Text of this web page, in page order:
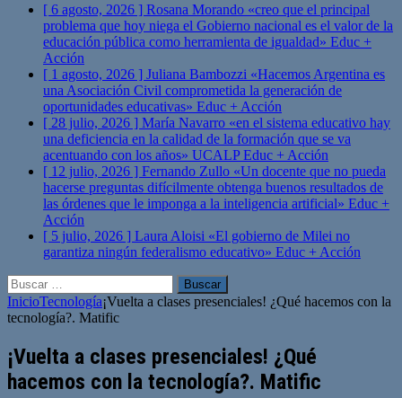
[ 6 agosto, 2026 ] Rosana Morando «creo que el principal
problema que hoy niega el Gobierno nacional es el valor de la
educación pública como herramienta de igualdad» Educ +
Acción
[ 1 agosto, 2026 ] Juliana Bambozzi «Hacemos Argentina es
una Asociación Civil comprometida la generación de
oportunidades educativas» Educ + Acción
[ 28 julio, 2026 ] María Navarro «en el sistema educativo hay
una deficiencia en la calidad de la formación que se va
acentuando con los años» UCALPEduc + Acción
[ 12 julio, 2026 ] Fernando Zullo «Un docente que no pueda
hacerse preguntas difícilmente obtenga buenos resultados de
las órdenes que le imponga a la inteligencia artificial» Educ +
Acción
[ 5 julio, 2026 ] Laura Aloisi «El gobierno de Milei no
garantiza ningún federalismo educativo» Educ + Acción
Buscar:
InicioTecnología¡Vuelta a clases presenciales! ¿Qué hacemos con la
tecnología?. Matific
¡Vuelta a clases presenciales! ¿Qué
hacemos con la tecnología?. Matific